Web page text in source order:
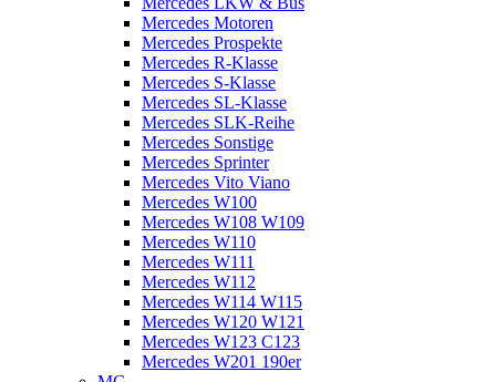
Mercedes Motoren
Mercedes Prospekte
Mercedes R-Klasse
Mercedes S-Klasse
Mercedes SL-Klasse
Mercedes SLK-Reihe
Mercedes Sonstige
Mercedes Sprinter
Mercedes Vito Viano
Mercedes W100
Mercedes W108 W109
Mercedes W110
Mercedes W111
Mercedes W112
Mercedes W114 W115
Mercedes W120 W121
Mercedes W123 C123
Mercedes W201 190er